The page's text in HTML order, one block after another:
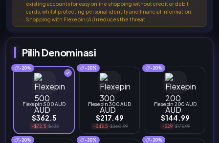
existing accounts for easy online shopping without credit or debit
cards, whilst protecting personal identity and financial information.
Shopping with Flexepin (AU) reduces the threat
Pilih Denominasi
-20%
Flexepin 500 AUD
$362.5
-$72.5 $435
-20%
Flexepin 300 AUD
$217.49
-$43.5 $260.99
-20%
Flexepin 200 AUD
$144.99
-$29 $173.99
-20% -20% -20%